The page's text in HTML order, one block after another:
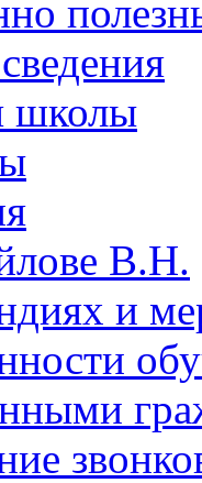
школы
В.Н.
и